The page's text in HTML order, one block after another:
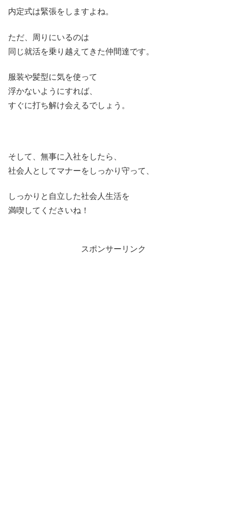
内定式は緊張をしますよね。
ただ、周りにいるのは
同じ就活を乗り越えてきた仲間達です。
服装や髪型に気を使って
浮かないようにすれば、
すぐに打ち解け会えるでしょう。
そして、無事に入社をしたら、
社会人としてマナーをしっかり守って、
しっかりと自立した社会人生活を
満喫してくださいね！
スポンサーリンク